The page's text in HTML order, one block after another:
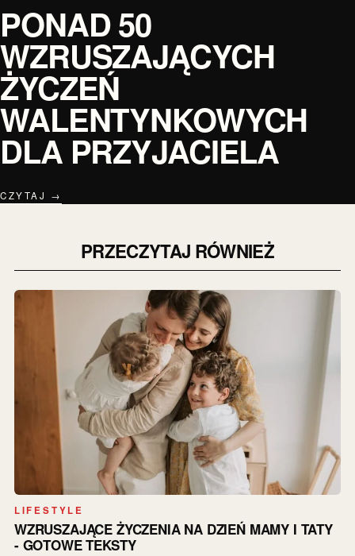
PONAD 50
WZRUSZAJĄCYCH
ŻYCZEŃ
WALENTYNKOWYCH
DLA PRZYJACIELA
CZYTAJ →
PRZECZYTAJ RÓWNIEŻ
LIFESTYLE
WZRUSZAJĄCE ŻYCZENIA NA DZIEŃ MAMY I TATY
- GOTOWE TEKSTY